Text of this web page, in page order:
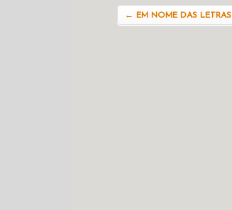
← EM NOME DAS LETRAS